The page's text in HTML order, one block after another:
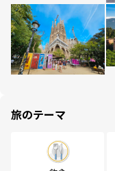
旅のテーマ